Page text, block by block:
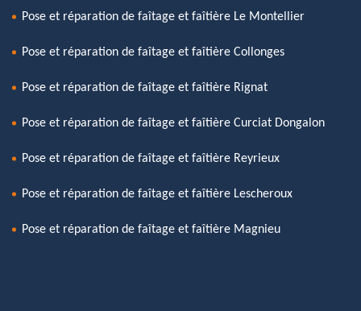
Pose et réparation de faîtage et faîtière Le Montellier
Pose et réparation de faîtage et faîtière Collonges
Pose et réparation de faîtage et faîtière Rignat
Pose et réparation de faîtage et faîtière Curciat Dongalon
Pose et réparation de faîtage et faîtière Reyrieux
Pose et réparation de faîtage et faîtière Lescheroux
Pose et réparation de faîtage et faîtière Magnieu